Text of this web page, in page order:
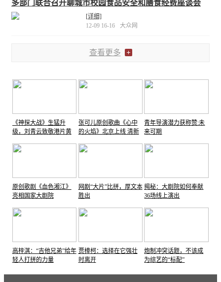
多部门联合召开聊城市校园食品安全和膳食经费座谈会
[详细]
12-09 16-16
大众网
查看更多
《神探大战》生猛升
级，刘青云致敬港片黄
张可儿原创歌曲《心中
的火焰》北京上线 清新
青年导演潜力获称赞:未
来可期
原创歌剧《血色湘江》
亮相国家大剧院
网剧“大片”比拼，厚文本
胜出
揭秘：大剧院如何奉献
36场线上演出
高梓淇：“吉他兄弟”给年
轻人打拼的力量
贾樟柯：选择在它强壮
时离开
炮制冲突话题，不该成
为综艺的“标配”